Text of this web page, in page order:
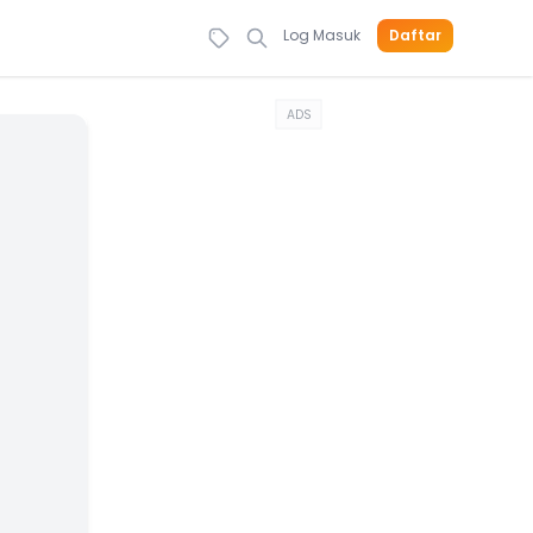
Log Masuk Daftar
ADS